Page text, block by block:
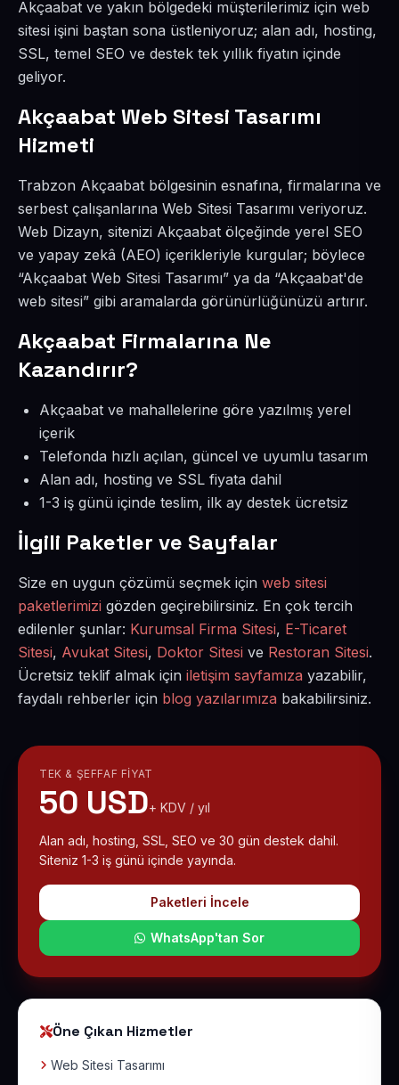
Akçaabat ve yakın bölgedeki müşterilerimiz için web
sitesi işini baştan sona üstleniyoruz; alan adı, hosting,
SSL, temel SEO ve destek tek yıllık fiyatın içinde
geliyor.
Akçaabat Web Sitesi Tasarımı
Hizmeti
Trabzon Akçaabat bölgesinin esnafına, firmalarına ve
serbest çalışanlarına Web Sitesi Tasarımı veriyoruz.
Web Dizayn, sitenizi Akçaabat ölçeğinde yerel SEO
ve yapay zekâ (AEO) içerikleriyle kurgular; böylece
“Akçaabat Web Sitesi Tasarımı” ya da “Akçaabat'de
web sitesi” gibi aramalarda görünürlüğünüzü artırır.
Akçaabat Firmalarına Ne
Kazandırır?
Akçaabat ve mahallelerine göre yazılmış yerel
içerik
Telefonda hızlı açılan, güncel ve uyumlu tasarım
Alan adı, hosting ve SSL fiyata dahil
1-3 iş günü içinde teslim, ilk ay destek ücretsiz
İlgili Paketler ve Sayfalar
Size en uygun çözümü seçmek için web sitesi
paketlerimizi gözden geçirebilirsiniz. En çok tercih
edilenler şunlar: Kurumsal Firma Sitesi, E-Ticaret
Sitesi, Avukat Sitesi, Doktor Sitesi ve Restoran Sitesi.
Ücretsiz teklif almak için iletişim sayfamıza yazabilir,
faydalı rehberler için blog yazılarımıza bakabilirsiniz.
TEK & ŞEFFAF FIYAT
50 USD+ KDV / yıl
Alan adı, hosting, SSL, SEO ve 30 gün destek dahil.
Siteniz 1-3 iş günü içinde yayında.
Paketleri İncele
WhatsApp'tan Sor
Öne Çıkan Hizmetler
Web Sitesi Tasarımı